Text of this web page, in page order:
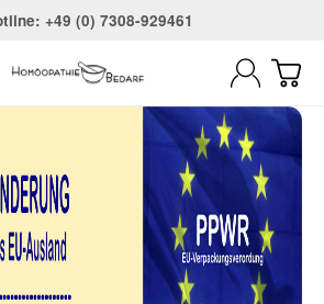
75€+49 (0) 7308-929461